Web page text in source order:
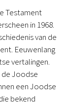
Testament
in 1968.
van de
Eeuwenlang
vertalingen.
de Joodse
een Joodse
bekend